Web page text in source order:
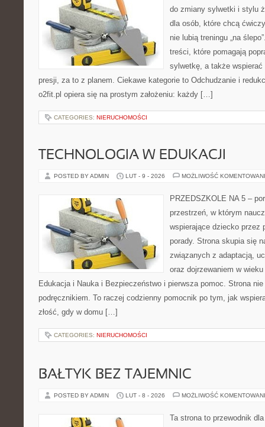
do zmiany sylwetki i stylu
dla osób, które chcą
nie lubią treningu „na
treści, które pomagają
sylwetkę, a także
presji, za to z planem. Ciekawe kategorie to Odchudzanie i
o2fit.pl opiera się na prostym założeniu: każdy […]
CATEGORIES: NIERUCHOMOŚCI
TECHNOLOGIA W EDUKACJI
POSTED BY ADMIN LUT - 9 - 2026 MOŻLIWOŚĆ
PRZEDSZKOLE NA 5 –
przestrzeń, w którym
wspierające dziecko przez
porady. Strona skupia się
związanych z adaptacją,
oraz dojrzewaniem w
Edukacja i Nauka i Bezpieczeństwo i pierwsza pomoc. Strona
podręcznikiem. To raczej codzienny pomocnik po tym, jak
złość, gdy w domu […]
CATEGORIES: NIERUCHOMOŚCI
BAŁTYK BEZ TAJEMNIC
POSTED BY ADMIN LUT - 8 - 2026 MOŻLIWOŚĆ
Ta strona to przewodnik